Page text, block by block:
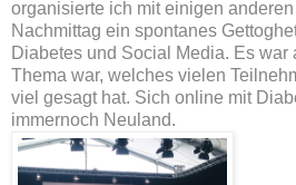
organisierte ich mit einigen
Nachmittag ein spontanes
Diabetes und Social Media. Es war
Thema war, welches vielen
viel gesagt hat. Sich online mit
immernoch Neuland.